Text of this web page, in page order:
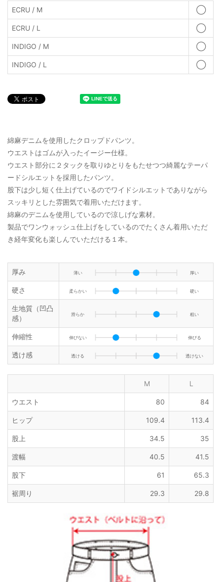
ECRU / M ◯
ECRU / L ◯
INDIGO / M ◯
INDIGO / L ◯
綿麻デニムを使用したクロップドパンツ。
ウエストはゴムが入ったイージー仕様。
ウエスト部分に２タックを取りゆとりをもたせつつ綺麗なテーパ
ードシルエットを採用したパンツ。
股下は少し短く仕上げているのでワイドシルエットでありながら
スッキリとした雰囲気で着用いただけます。
綿麻のデニムを使用しているので涼しげな素材。
製品でワンウォッシュ仕上げをしているのでたくさん着用いただ
き経年変化も楽しんでいただける１本。
厚み 薄い 厚い
硬さ 柔らかい 硬い
生地質（凹凸
感）
滑らか 粗い
伸縮性 伸びない 伸びる
透け感 透ける 透けない
M L
ウエスト 80 84
ヒップ 109.4 113.4
股上 34.5 35
渡幅 40.5 41.5
股下 61 65.3
裾周り 29.3 29.8